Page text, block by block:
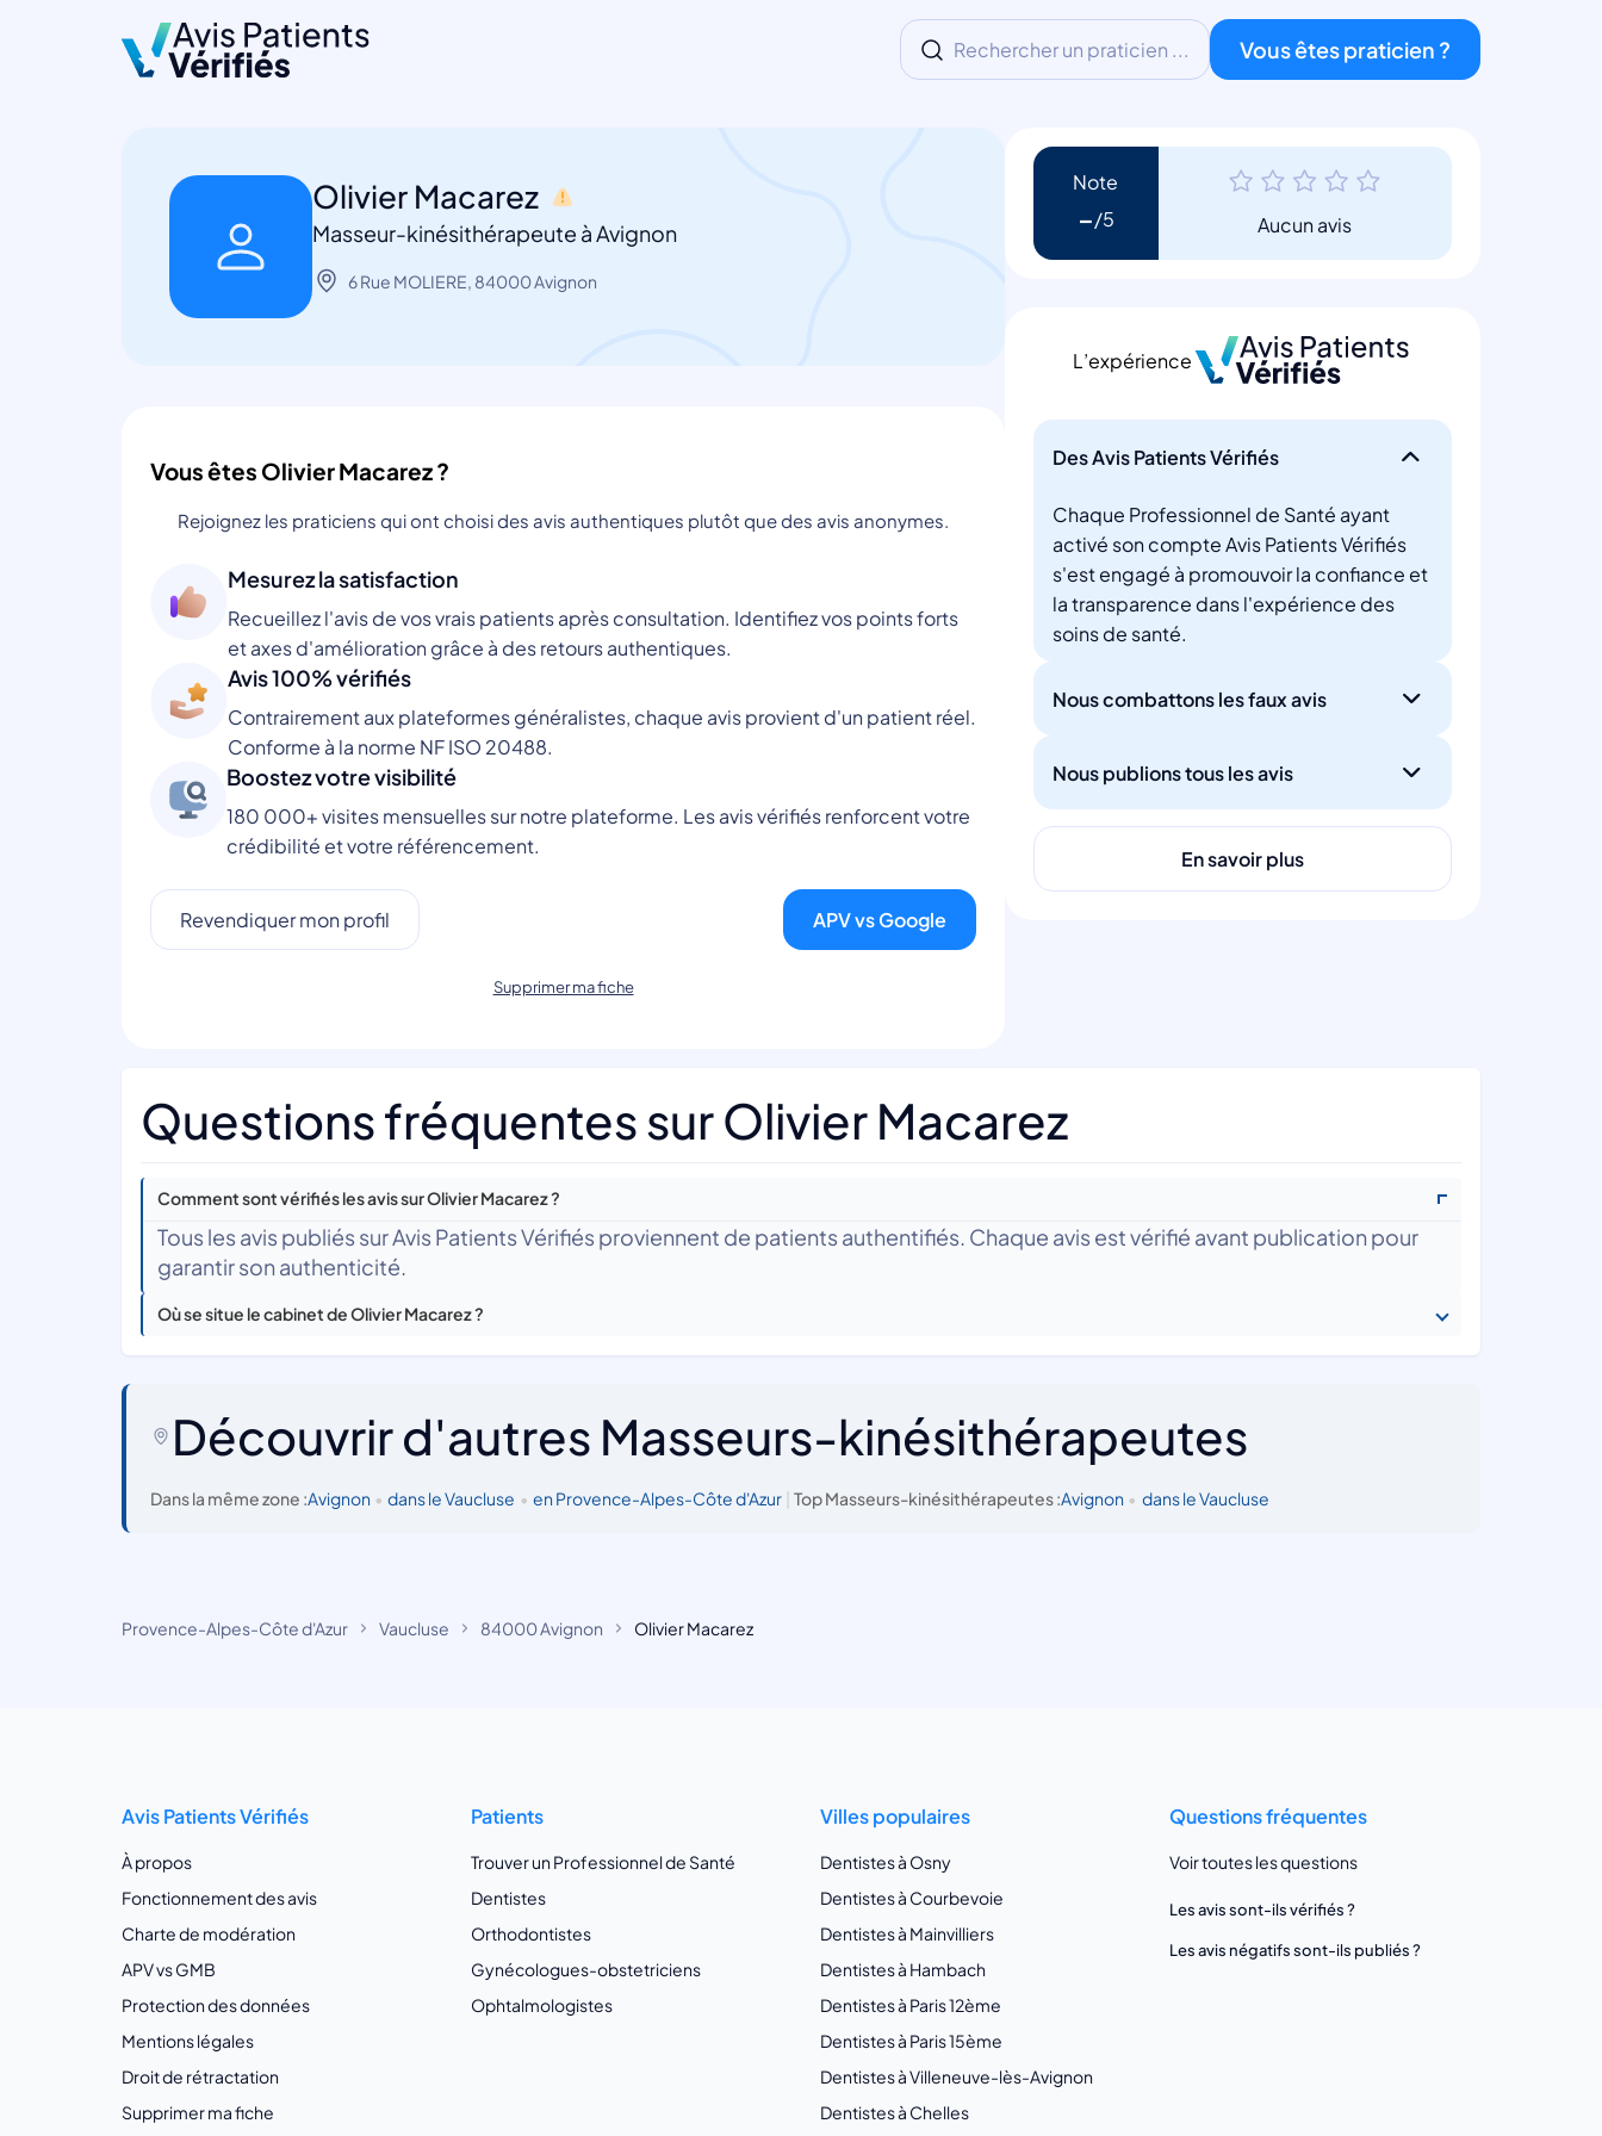
Rechercher un praticien ... Vous êtes praticien ?
Olivier Macarez
Masseur-kinésithérapeute à Avignon
6 Rue MOLIERE, 84000 Avignon
Vous êtes Olivier Macarez ?
Rejoignez les praticiens qui ont choisi des avis authentiques plutôt que des avis anonymes.
Mesurez la satisfaction
Recueillez l'avis de vos vrais patients après consultation. Identifiez vos points forts
et axes d'amélioration grâce à des retours authentiques.
Avis 100% vérifiés
Contrairement aux plateformes généralistes, chaque avis provient d'un patient réel.
Conforme à la norme NF ISO 20488.
Boostez votre visibilité
180 000+ visites mensuelles sur notre plateforme. Les avis vérifiés renforcent votre
crédibilité et votre référencement.
Revendiquer mon profil APV vs Google
Supprimer ma fiche
Note
- Aucun avis
L’expérience
Des Avis Patients Vérifiés
Chaque Professionnel de Santé ayant
activé son compte Avis Patients Vérifiés
s'est engagé à promouvoir la confiance et
la transparence dans l'expérience des
soins de santé.
Nous combattons les faux avis
Nous publions tous les avis
En savoir plus
Questions fréquentes sur Olivier Macarez
Comment sont vérifiés les avis sur Olivier Macarez ?
Tous les avis publiés sur Avis Patients Vérifiés proviennent de patients authentifiés. Chaque avis est vérifié avant publication pour
garantir son authenticité.
Où se situe le cabinet de Olivier Macarez ?
Découvrir d'autres Masseurs-kinésithérapeutes
Dans la même zone :Avignon • dans le Vaucluse • en Provence-Alpes-Côte d'Azur | Top Masseurs-kinésithérapeutes :Avignon • dans le Vaucluse
Provence-Alpes-Côte d'Azur Vaucluse 84000 Avignon Olivier Macarez
Avis Patients Vérifiés
À propos
Fonctionnement des avis
Charte de modération
APV vs GMB
Protection des données
Mentions légales
Droit de rétractation
Supprimer ma fiche
Patients
Trouver un Professionnel de Santé
Dentistes
Orthodontistes
Gynécologues-obstetriciens
Ophtalmologistes
Villes populaires
Dentistes à Osny
Dentistes à Courbevoie
Dentistes à Mainvilliers
Dentistes à Hambach
Dentistes à Paris 12ème
Dentistes à Paris 15ème
Dentistes à Villeneuve-lès-Avignon
Dentistes à Chelles
Questions fréquentes
Voir toutes les questions
Les avis sont-ils vérifiés ?
Les avis négatifs sont-ils publiés ?